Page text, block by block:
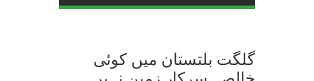
گلگت بلتستان میں کوئی